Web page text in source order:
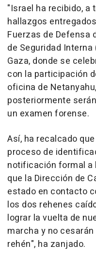
"Israel ha recibido, a
hallazgos
Fuerzas de Defensa
de Seguridad
Gaza, donde se
con la participación
oficina de
posteriormente
un examen forense.
Así, ha recalcado
proceso de
notificación formal a
que la Dirección de
estado en contacto
los dos rehenes
lograr la vuelta de
marcha y no
rehén", ha zanjado.